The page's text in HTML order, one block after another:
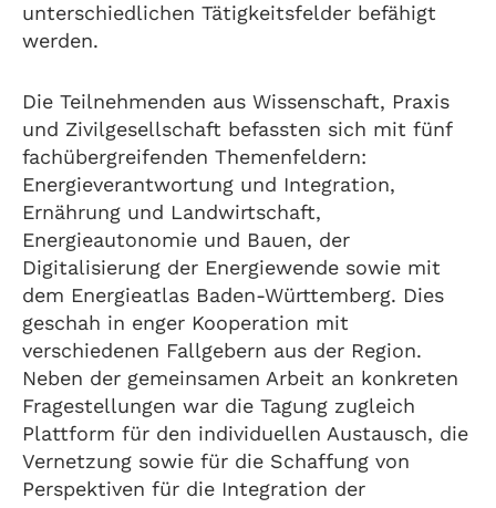
unterschiedlichen Tätigkeitsfelder befähigt
werden.
Die Teilnehmenden aus Wissenschaft, Praxis
und Zivilgesellschaft befassten sich mit fünf
fachübergreifenden Themenfeldern:
Energieverantwortung und Integration,
Ernährung und Landwirtschaft,
Energieautonomie und Bauen, der
Digitalisierung der Energiewende sowie mit
dem Energieatlas Baden-Württemberg. Dies
geschah in enger Kooperation mit
verschiedenen Fallgebern aus der Region.
Neben der gemeinsamen Arbeit an konkreten
Fragestellungen war die Tagung zugleich
Plattform für den individuellen Austausch, die
Vernetzung sowie für die Schaffung von
Perspektiven für die Integration der